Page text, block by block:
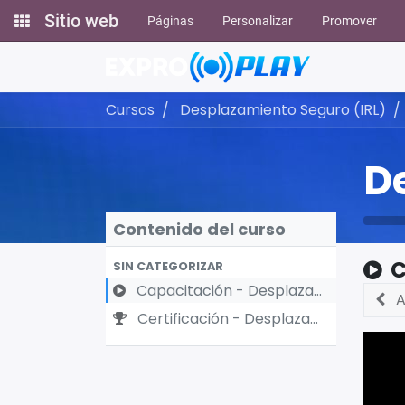
Sitio web Páginas Personalizar Promover
Cursos Desplazamiento Seguro (IRL)
Contenido del curso
SIN CATEGORIZAR
Capacitación - Desplazamiento seguro
Certificación - Desplazamiento seguro